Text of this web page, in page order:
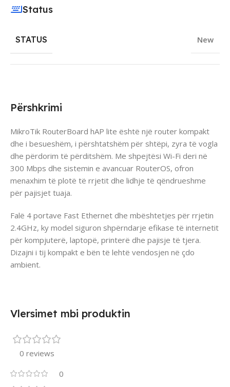
Përshkrimi
MikroTik RouterBoard hAP lite është një router kompakt
dhe i besueshëm, i përshtatshëm për shtëpi, zyra të vogla
dhe përdorim të përditshëm. Me shpejtësi Wi-Fi deri në
300 Mbps dhe sistemin e avancuar RouterOS, ofron
menaxhim të plotë të rrjetit dhe lidhje të qëndrueshme
për pajisjet tuaja.
Falë 4 portave Fast Ethernet dhe mbështetjes për rrjetin
2.4GHz, ky model siguron shpërndarje efikase të internetit
për kompjuterë, laptopë, printerë dhe pajisje të tjera.
Dizajni i tij kompakt e bën të lehtë vendosjen në çdo
ambient.
Status
STATUS New
Vlersimet mbi produktin
0 reviews
0